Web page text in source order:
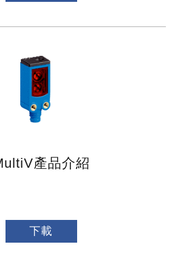
產品介紹
下載